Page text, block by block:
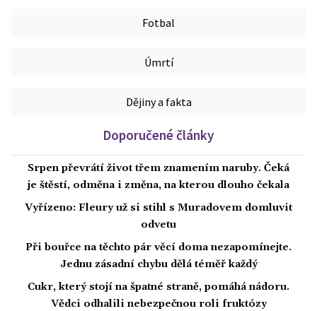
Fotbal
Úmrtí
Dějiny a fakta
Doporučené články
Srpen převrátí život třem znamením naruby. Čeká
je štěstí, odměna i změna, na kterou dlouho čekala
Vyřízeno: Fleury už si stihl s Muradovem domluvit
odvetu
Při bouřce na těchto pár věcí doma nezapomínejte.
Jednu zásadní chybu dělá téměř každý
Cukr, který stojí na špatné straně, pomáhá nádoru.
Vědci odhalili nebezpečnou roli fruktózy